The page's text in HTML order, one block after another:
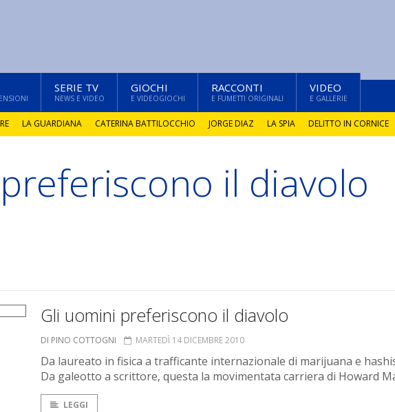
SERIE TV
NEWS E VIDEO
GIOCHI
E VIDEOGIOCHI
RACCONTI
E FUMETTI ORIGINALI
VIDEO
E GALLERIE
LA GUARDIANA CATERINA BATTILOCCHIO JORGE DIAZ LA SPIA DELITTO IN CORNICE
il diavolo
Gli uomini preferiscono il diavolo
DI PINO COTTOGNI MARTEDÌ 14 DICEMBRE 2010
Da laureato in fisica a trafficante internazionale di marijuana e
Da galeotto a scrittore, questa la movimentata carriera di Howard
LEGGI